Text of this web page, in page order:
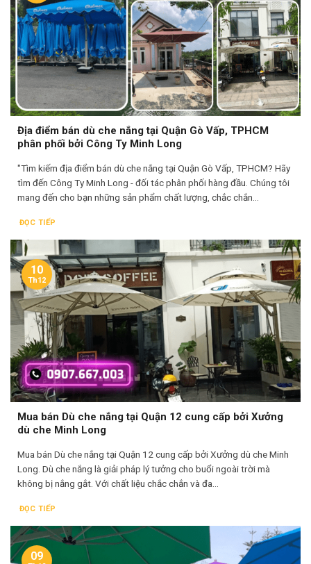
Địa điểm bán dù che nắng tại Quận Gò Vấp, TPHCM
phân phối bởi Công Ty Minh Long
"Tìm kiếm địa điểm bán dù che nắng tại Quận Gò Vấp, TPHCM? Hãy
tìm đến Công Ty Minh Long - đối tác phân phối hàng đầu. Chúng tôi
mang đến cho bạn những sản phẩm chất lượng, chắc chắn...
ĐỌC TIẾP
Mua bán Dù che nắng tại Quận 12 cung cấp bởi Xưởng
dù che Minh Long
Mua bán Dù che nắng tại Quận 12 cung cấp bởi Xưởng dù che Minh
Long. Dù che nắng là giải pháp lý tưởng cho buổi ngoài trời mà
không bị nắng gắt. Với chất liệu chắc chắn và đa...
ĐỌC TIẾP
10
Th12
09